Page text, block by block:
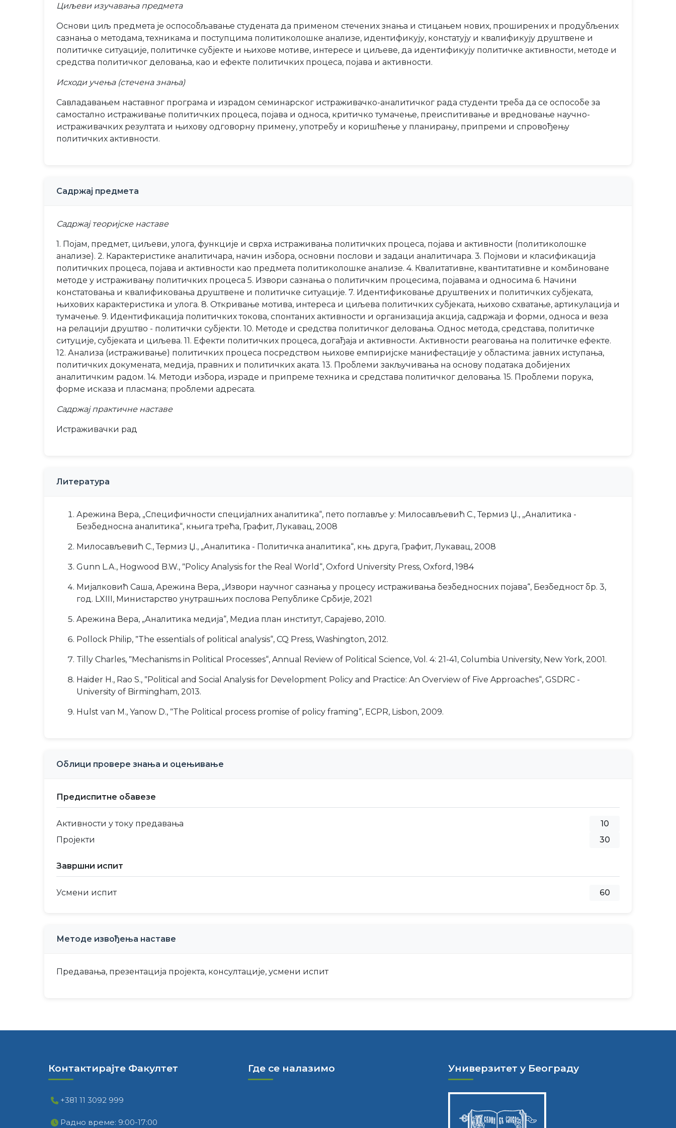
Циљеви изучавања предмета
Основи циљ предмета је оспособљавање студената да применом стечених знања и стицањем нових, проширених и продубљених
сазнања о методама, техникама и поступцима политиколошке анализе, идентификују, констатују и квалификују друштвене и
политичке ситуације, политичке субјекте и њихове мотиве, интересе и циљеве, да идентификују политичке активности, методе и
средства политичког деловања, као и ефекте политичких процеса, појава и активности.
Исходи учења (стечена знања)
Савладавањем наставног програма и израдом семинарског истраживачко-аналитичког рада студенти треба да се оспособе за
самостално истраживање политичких процеса, појава и односа, критичко тумачење, преиспитивање и вредновање научно-
истраживачких резултата и њихову одговорну примену, употребу и коришћење у планирању, припреми и спровођењу
политичких активности.
Садржај предмета
Садржај теоријске наставе
1. Појам, предмет, циљеви, улога, функције и сврха истраживања политичких процеса, појава и активности (политиколошке
анализе). 2. Карактеристике аналитичара, начин избора, основни послови и задаци аналитичара. 3. Појмови и класификација
политичких процеса, појава и активности као предмета политиколошке анализе. 4. Квалитативне, квантитативне и комбиноване
методе у истраживању политичких процеса 5. Извори сазнања о политичким процесима, појавама и односима 6. Начини
констатовања и квалификовања друштвене и политичке ситуације. 7. Идентификовање друштвених и политичких субјеката,
њихових карактеристика и улога. 8. Откривање мотива, интереса и циљева политичких субјеката, њихово схватање, артикулација и
тумачење. 9. Идентификација политичких токова, спонтаних активности и организација акција, садржаја и форми, односа и веза
на релацији друштво - политички субјекти. 10. Методе и средства политичког деловања. Однос метода, средстава, политичке
ситуције, субјеката и циљева. 11. Ефекти политичких процеса, догађаја и активности. Активности реаговања на политичке ефекте.
12. Анализа (истраживање) политичких процеса посредством њихове емпиријске манифестације у областима: јавних иступања,
политичких докумената, медија, правних и политичких аката. 13. Проблеми закључивања на основу података добијених
аналитичким радом. 14. Методи избора, израде и припреме техника и средстава политичког деловања. 15. Проблеми порука,
форме исказа и пласмана; проблеми адресата.
Садржај практичне наставе
Истраживачки рад
Литература
Арежина Вера, „Специфичности специјалних аналитика“, пето поглавље у: Милосављевић С., Термиз Џ., „Аналитика -
Безбедносна аналитика“, књига трећа, Графит, Лукавац, 2008
Милосављевић С., Термиз Џ., „Аналитика - Политичка аналитика“, књ. друга, Графит, Лукавац, 2008
Gunn L.A., Hogwood B.W., ˮPolicy Analysis for the Real World“, Oxford University Press, Oxford, 1984
Mијалковић Саша, Арежина Вера, „Извори научног сазнања у процесу истраживања безбедносних појава“, Безбедност бр. 3,
год. LXIII, Министарство унутрашњих послова Републике Србије, 2021
Aрежина Вера, „Аналитика медија“, Медиа план институт, Сарајево, 2010.
Pollock Philip, ˮThe essentials of political analysis“, CQ Press, Washington, 2012.
Tilly Charles, ˮMechanisms in Political Processes“, Annual Review of Political Science, Vol. 4: 21-41, Columbia University, New York, 2001.
Haider H., Rao S., ˮPolitical and Social Analysis for Development Policy and Practice: An Overview of Five Approaches“, GSDRC -
University of Birmingham, 2013.
Hulst van M., Yanow D., ˮThe Political process promise of policy framing“, ECPR, Lisbon, 2009.
Облици провере знања и оцењивање
Предиспитне обавезе
Активности у току предавања
10
Пројекти
30
Завршни испит
Усмени испит 60
Методе извођења наставе
Предавања, презентација пројекта, консултације, усмени испит
Контактирајте Факултет
+381 11 3092 999
Радно време: 9:00-17:00
Где се налазимо Универзитет у Београду